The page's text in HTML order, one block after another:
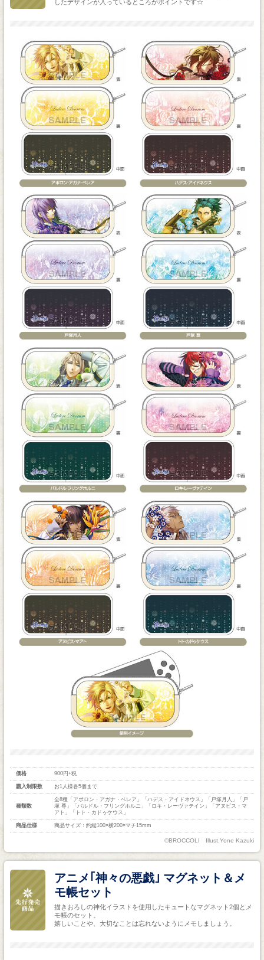
したデザインが入っているところがポイントです☆
価格 900円+税
購入制限数 お1人様各5個まで
種類数
全8種「アポロン・アガナ・ベレア」「ハデス・アイドネウス」「戸塚月人」「戸
塚 尊」「バルドル・フリングホルニ」「ロキ・レーヴァテイン」「アヌビス・マ
アト」「トト・カドゥケウス」
商品仕様 商品サイズ：約縦100×横200×マチ15mm
©BROCCOLI Illust.Yone Kazuki
アニメ｢神々の悪戯｣ マグネット＆メ
モ帳セット
描きおろしの神化イラストを使用したキュートなマグネット2個とメ
モ帳のセット。
嬉しいことや、大切なことは忘れないようにメモしましょう。